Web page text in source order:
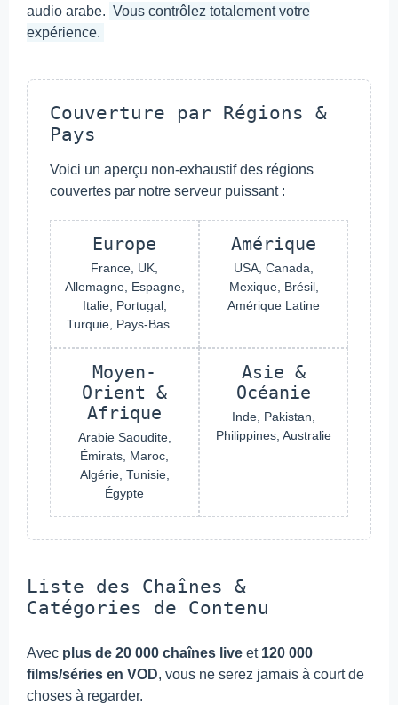
audio arabe. Vous contrôlez totalement votre
expérience.
Couverture par Régions &
Pays
Voici un aperçu non-exhaustif des régions
couvertes par notre serveur puissant :
Europe
France, UK,
Allemagne, Espagne,
Italie, Portugal,
Turquie, Pays-Bas…
Amérique
USA, Canada,
Mexique, Brésil,
Amérique Latine
Moyen-
Orient &
Afrique
Arabie Saoudite,
Émirats, Maroc,
Algérie, Tunisie,
Égypte
Asie &
Océanie
Inde, Pakistan,
Philippines, Australie
Liste des Chaînes &
Catégories de Contenu
Avec plus de 20 000 chaînes live et 120 000
films/séries en VOD, vous ne serez jamais à court de
choses à regarder.